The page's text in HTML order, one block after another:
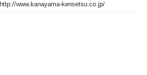
http://www.kanayama-kensetsu.co.jp/